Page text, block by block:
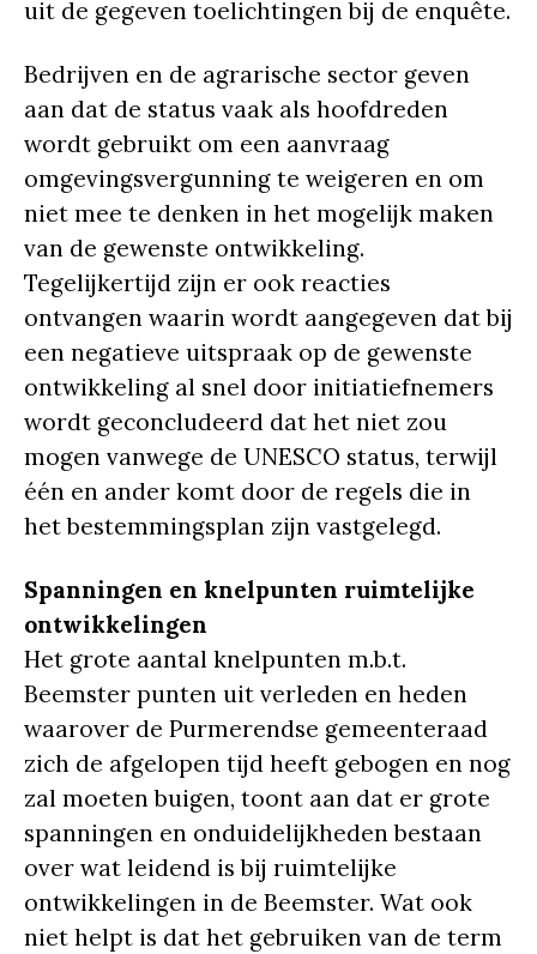
uit de gegeven toelichtingen bij de enquête.
Bedrijven en de agrarische sector geven
aan dat de status vaak als hoofdreden
wordt gebruikt om een aanvraag
omgevingsvergunning te weigeren en om
niet mee te denken in het mogelijk maken
van de gewenste ontwikkeling.
Tegelijkertijd zijn er ook reacties
ontvangen waarin wordt aangegeven dat bij
een negatieve uitspraak op de gewenste
ontwikkeling al snel door initiatiefnemers
wordt geconcludeerd dat het niet zou
mogen vanwege de UNESCO status, terwijl
één en ander komt door de regels die in
het bestemmingsplan zijn vastgelegd.
Spanningen en knelpunten ruimtelijke
ontwikkelingen
Het grote aantal knelpunten m.b.t.
Beemster punten uit verleden en heden
waarover de Purmerendse gemeenteraad
zich de afgelopen tijd heeft gebogen en nog
zal moeten buigen, toont aan dat er grote
spanningen en onduidelijkheden bestaan
over wat leidend is bij ruimtelijke
ontwikkelingen in de Beemster. Wat ook
niet helpt is dat het gebruiken van de term